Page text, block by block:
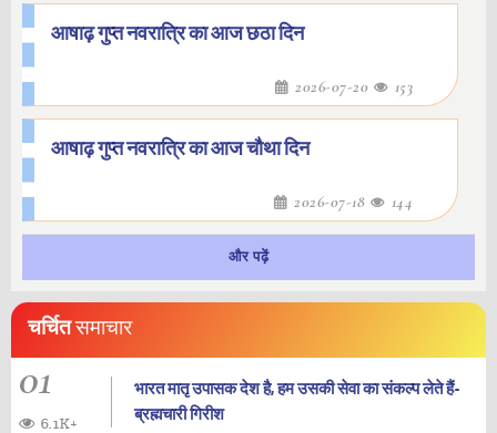
आषाढ़ गुप्त नवरात्रि का आज छठा दिन
2026-07-20 153
आषाढ़ गुप्त नवरात्रि का आज चौथा दिन
2026-07-18 144
और पढ़ें
चर्चितसमाचार
01
भारत मातृ उपासक देश है, हम उसकी सेवा का संकल्प लेते हैं-
ब्रह्मचारी गिरीश
6.1K+